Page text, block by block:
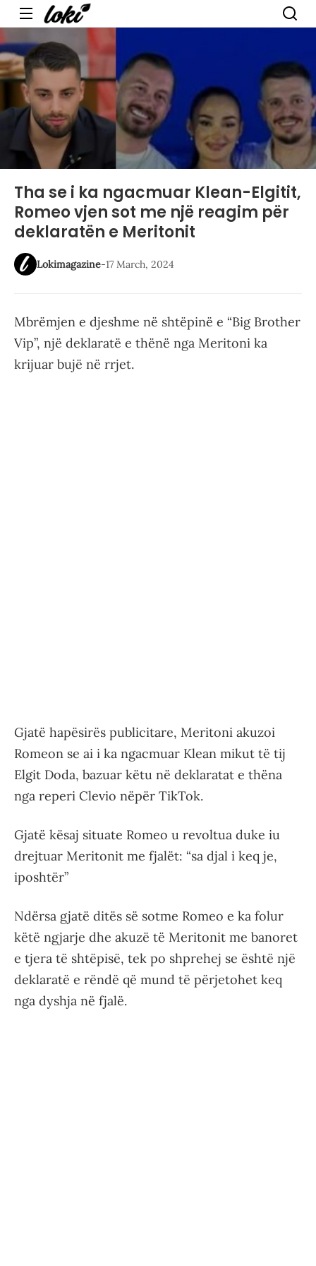
Menu
Tha se i ka ngacmuar Klean-Elgitit,
Romeo vjen sot me një reagim për
deklaratën e Meritonit
Lokimagazine-17 March, 2024
Mbrëmjen e djeshme në shtëpinë e “Big Brother
Vip”, një deklaratë e thënë nga Meritoni ka
krijuar bujë në rrjet.
Gjatë hapësirës publicitare, Meritoni akuzoi
Romeon se ai i ka ngacmuar Klean mikut të tij
Elgit Doda, bazuar këtu në deklaratat e thëna
nga reperi Clevio nëpër TikTok.
Gjatë kësaj situate Romeo u revoltua duke iu
drejtuar Meritonit me fjalët: “sa djal i keq je,
iposhtër”
Ndërsa gjatë ditës së sotme Romeo e ka folur
këtë ngjarje dhe akuzë të Meritonit me banoret
e tjera të shtëpisë, tek po shprehej se është një
deklaratë e rëndë që mund të përjetohet keq
nga dyshja në fjalë.